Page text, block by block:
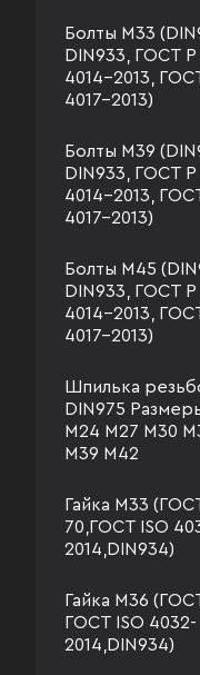
Болты М33
DIN933, ГОСТ
4014-2013,
4017-2013)
Болты М39
DIN933, ГОСТ
4014-2013,
4017-2013)
Болты М45
DIN933, ГОСТ
4014-2013,
4017-2013)
Шпилька
DIN975
М24 М27 М30
М39 М42
Гайка М33
70,ГОСТ ISO
2014,DIN934)
Гайка М36
ГОСТ ISO 4032-
2014,DIN934)